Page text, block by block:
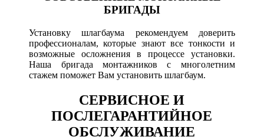
БРИГАДЫ
Установку шлагбаума рекомендуем доверить
профессионалам, которые знают все тонкости и
возможные осложнения в процессе установки.
Наша бригада монтажников с многолетним
стажем поможет Вам установить шлагбаум.
СЕРВИСНОЕ И
ПОСЛЕГАРАНТИЙНОЕ
ОБСЛУЖИВАНИЕ